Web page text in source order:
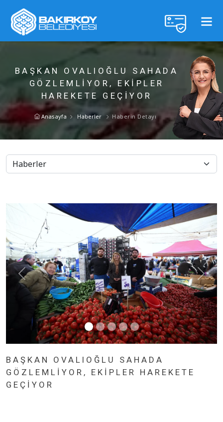
BAŞKAN OVALIOĞLU SAHADA
GÖZLEMLİYOR, EKİPLER
HAREKETE GEÇİYOR
Anasayfa Haberler Haberin Detayı
BAŞKAN OVALIOĞLU SAHADA
GÖZLEMLİYOR, EKİPLER HAREKETE
GEÇİYOR